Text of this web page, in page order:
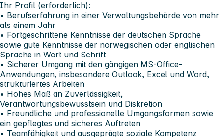
Ihr Profil (erforderlich):
• Berufserfahrung in einer Verwaltungsbehörde von mehr
als einem Jahr
• Fortgeschrittene Kenntnisse der deutschen Sprache
sowie gute Kenntnisse der norwegischen oder englischen
Sprache in Wort und Schrift
• Sicherer Umgang mit den gängigen MS-Office-
Anwendungen, insbesondere Outlook, Excel und Word,
strukturiertes Arbeiten
• Hohes Maß an Zuverlässigkeit,
Verantwortungsbewusstsein und Diskretion
• Freundliche und professionelle Umgangsformen sowie
ein gepflegtes und sicheres Auftreten
• Teamfähigkeit und ausgeprägte soziale Kompetenz